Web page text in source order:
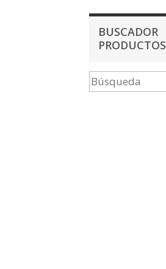
BUSCADOR
PRODUCTOS